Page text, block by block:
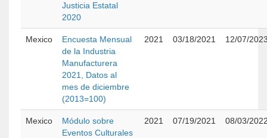
Justicia Estatal
2020
Mexico
Encuesta Mensual
de la Industria
Manufacturera
2021, Datos al
mes de diciembre
(2013=100)
2021 03/18/2021 12/07/
Mexico
Módulo sobre
Eventos Culturales
2021 07/19/2021 08/03/